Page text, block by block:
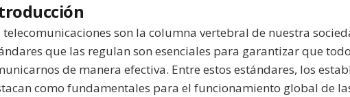
telecomunicaciones son la columna vertebral de nuestra
que las regulan son esenciales para garantizar que
de manera efectiva. Entre estos estándares, los
como fundamentales para el funcionamiento global de